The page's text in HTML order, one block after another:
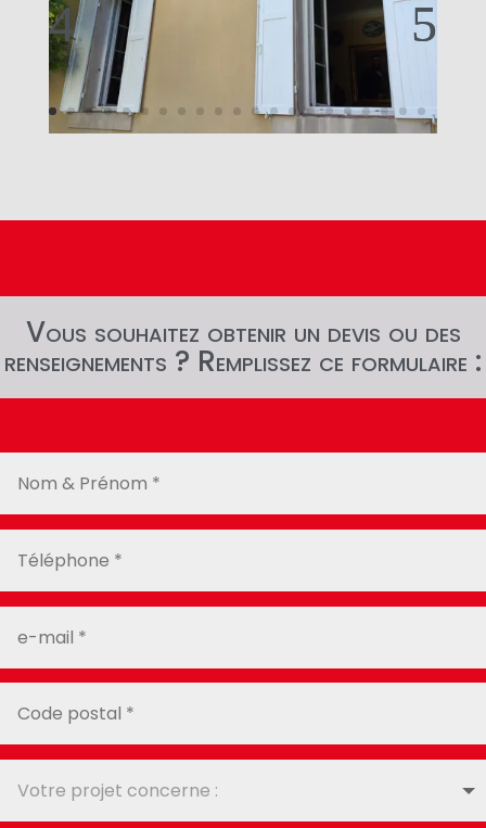
Vous souhaitez obtenir un devis ou des
renseignements ? Remplissez ce formulaire :